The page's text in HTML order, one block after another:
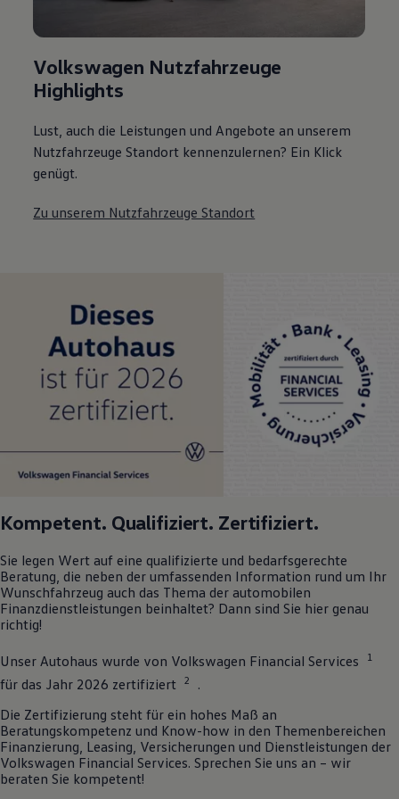
Volkswagen Nutzfahrzeuge
Highlights
Lust, auch die Leistungen und Angebote an unserem
Nutzfahrzeuge Standort kennenzulernen? Ein Klick
genügt.
Zu unserem Nutzfahrzeuge Standort
Kompetent. Qualifiziert. Zertifiziert.
Sie legen Wert auf eine qualifizierte und bedarfsgerechte
Beratung, die neben der umfassenden Information rund um Ihr
Wunschfahrzeug auch das Thema der automobilen
Finanzdienstleistungen beinhaltet? Dann sind Sie hier genau
richtig!
Unser Autohaus wurde von Volkswagen Financial Services 1
für das Jahr 2026 zertifiziert 2
.
Die Zertifizierung steht für ein hohes Maß an
Beratungskompetenz und Know-how in den Themenbereichen
Finanzierung, Leasing, Versicherungen und Dienstleistungen der
Volkswagen Financial Services. Sprechen Sie uns an – wir
beraten Sie kompetent!